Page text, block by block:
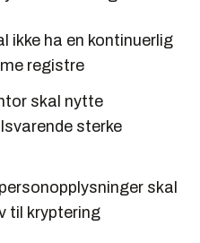
ikke ha en kontinuerlig
registre
skal nytte
sterke
skal
til kryptering